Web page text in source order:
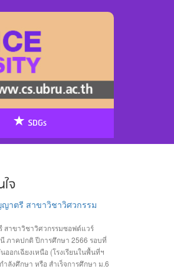
SDGs
จ
าตรี สาขาวิชาวิศวกรรม
าขาวิชาวิศวกรรมซอฟต์แวร์
ภาคปกติ ปีการศึกษา 2566 รอบที่
อกเฉียงเหนือ (โรงเรียนในพื้นที่ฯ
ลังศึกษา หรือ สำเร็จการศึกษา ม.6